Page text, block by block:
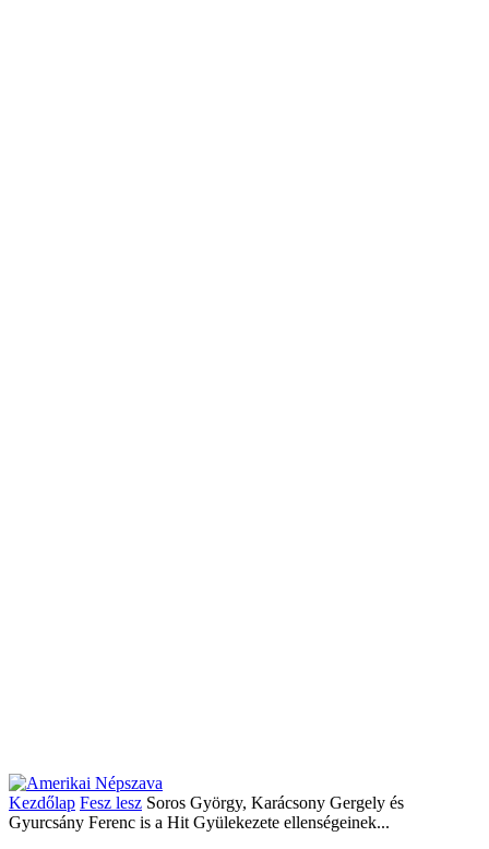
Kezdőlap Fesz lesz Soros György, Karácsony Gergely és
Gyurcsány Ferenc is a Hit Gyülekezete ellenségeinek...